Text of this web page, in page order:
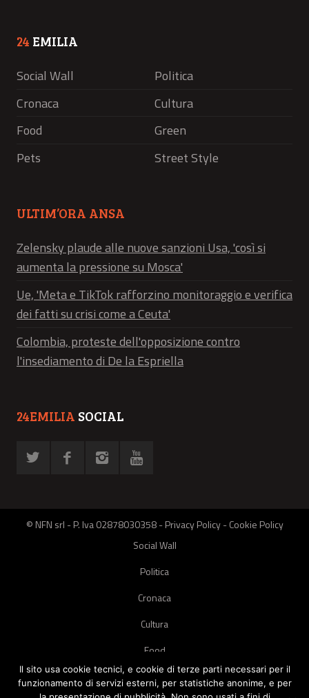
24 EMILIA
Social Wall
Politica
Cronaca
Cultura
Food
Green
Pets
Street Style
ULTIM’ORA ANSA
Zelensky plaude alle nuove sanzioni Usa, 'così si
aumenta la pressione su Mosca'
Ue, 'Meta e TikTok rafforzino monitoraggio e verifica
dei fatti su crisi come a Ceuta'
Colombia, proteste dell'opposizione contro
l'insediamento di De la Espriella
24EMILIA SOCIAL
© NFN srl - P. Iva 02878030358 -Privacy Policy-Cookie Policy
Social Wall
Politica
Cronaca
Cultura
Food
Green
Il sito usa cookie tecnici, e cookie di terze parti necessari per il
funzionamento di servizi esterni, per statistiche anonime, e per